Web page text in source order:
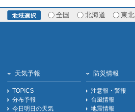
全国 北海道 東北
天気予報
TOPICS
分布予報
今日明日の天気
防災情報
注意報・警報
台風情報
地震情報